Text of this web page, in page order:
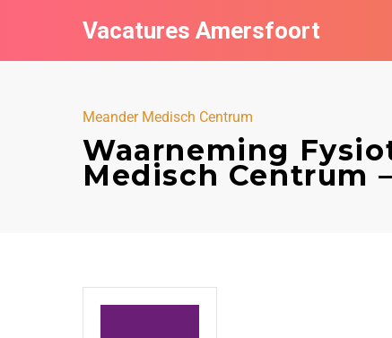
Vacatures Amersfoort
Meander Medisch Centrum
Waarneming
Medisch Centrum